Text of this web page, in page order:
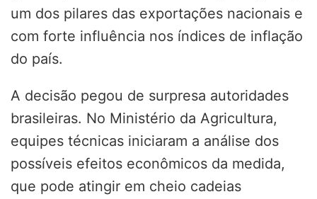
um dos pilares das exportações nacionais e
com forte influência nos índices de inflação
do país.
A decisão pegou de surpresa autoridades
brasileiras. No Ministério da Agricultura,
equipes técnicas iniciaram a análise dos
possíveis efeitos econômicos da medida,
que pode atingir em cheio cadeias